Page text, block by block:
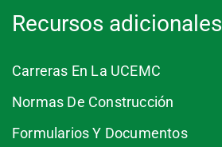
Recursos adicionales
Carreras En La UCEMC
Normas De Construcción
Formularios Y Documentos